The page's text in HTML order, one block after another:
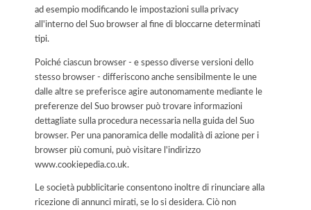
ad esempio modificando le impostazioni sulla privacy
all'interno del Suo browser al fine di bloccarne determinati
tipi.
Poiché ciascun browser - e spesso diverse versioni dello
stesso browser - differiscono anche sensibilmente le une
dalle altre se preferisce agire autonomamente mediante le
preferenze del Suo browser può trovare informazioni
dettagliate sulla procedura necessaria nella guida del Suo
browser. Per una panoramica delle modalità di azione per i
browser più comuni, può visitare l'indirizzo
www.cookiepedia.co.uk.
Le società pubblicitarie consentono inoltre di rinunciare alla
ricezione di annunci mirati, se lo si desidera. Ciò non